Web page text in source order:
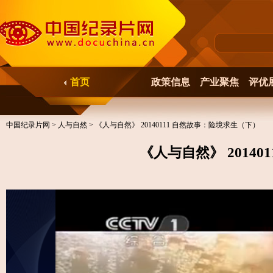
首页 政策信息 产业聚焦 评优
中国纪录片网 > 人与自然 > 《人与自然》 20140111 自然故事：险境求生（下）
《人与自然》